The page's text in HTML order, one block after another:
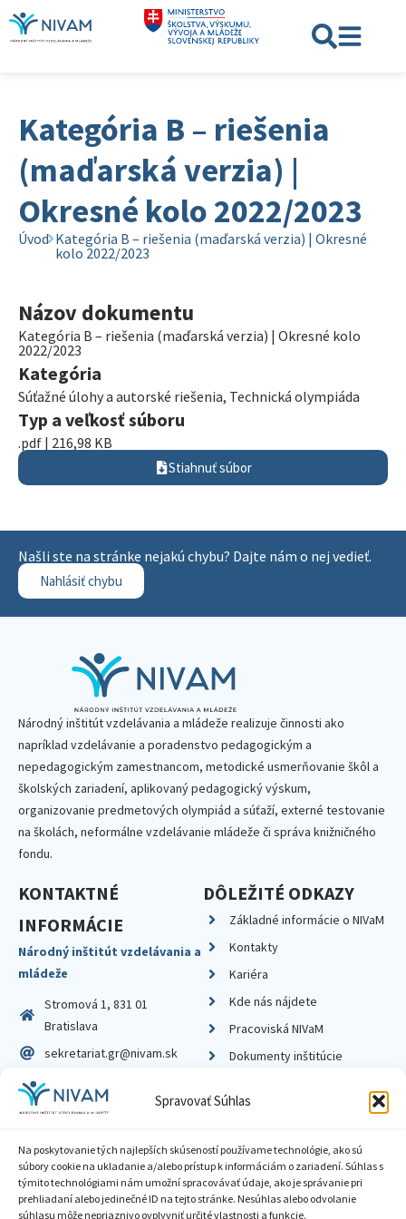
Spravovať Súhlas
Na poskytovanie tých najlepších skúseností používame technológie, ako sú
súbory cookie na ukladanie a/alebo prístup k informáciám o zariadení. Súhlas s
týmito technológiami nám umožní spracovávať údaje, ako je správanie pri
prehliadaní alebo jedinečné ID na tejto stránke. Nesúhlas alebo odvolanie
súhlasu môže nepriaznivo ovplyvniť určité vlastnosti a funkcie.
Kategória B – riešenia
(maďarská verzia) |
Okresné kolo 2022/2023
Úvod Kategória B – riešenia (maďarská verzia) | Okresné
kolo 2022/2023
Názov dokumentu
Kategória B – riešenia (maďarská verzia) | Okresné kolo
2022/2023
Kategória
Súťažné úlohy a autorské riešenia, Technická olympiáda
Typ a veľkosť súboru
.pdf | 216,98 KB
Stiahnuť súbor
Našli ste na stránke nejakú chybu? Dajte nám o nej vedieť.
Nahlásiť chybu
Národný inštitút vzdelávania a mládeže realizuje činnosti ako
napríklad vzdelávanie a poradenstvo pedagogickým a
nepedagogickým zamestnancom, metodické usmerňovanie škôl a
školských zariadení, aplikovaný pedagogický výskum,
organizovanie predmetových olympiád a súťaží, externé testovanie
na školách, neformálne vzdelávanie mládeže či správa knižničného
fondu.
KONTAKTNÉ
INFORMÁCIE
Národný inštitút vzdelávania a
mládeže
Stromová 1, 831 01
Bratislava
sekretariat.gr@nivam.sk
IČO: 00164348
DIČ: 2020798714
DÔLEŽITÉ ODKAZY
Základné informácie o NIVaM
Kontakty
Kariéra
Kde nás nájdete
Pracoviská NIVaM
Dokumenty inštitúcie
Zásady ochrany súkromia